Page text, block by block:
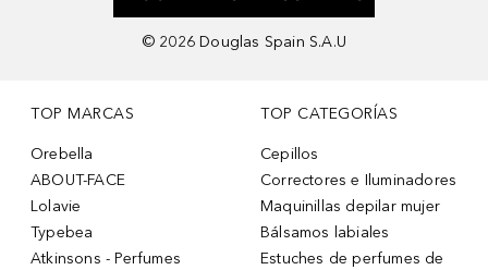
© 2026 Douglas Spain S.A.U
TOP MARCAS
Orebella
ABOUT-FACE
Lolavie
Typebea
Atkinsons - Perfumes
TOP CATEGORÍAS
Cepillos
Correctores e Iluminadores
Maquinillas depilar mujer
Bálsamos labiales
Estuches de perfumes de